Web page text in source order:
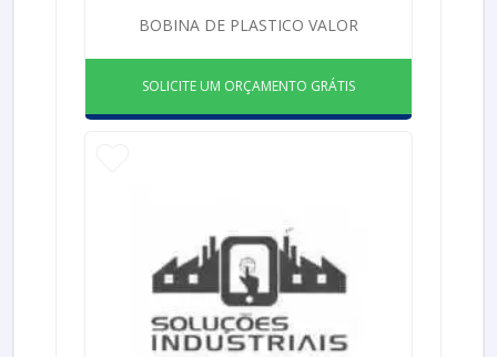
BOBINA DE PLASTICO VALOR
SOLICITE UM ORÇAMENTO GRÁTIS